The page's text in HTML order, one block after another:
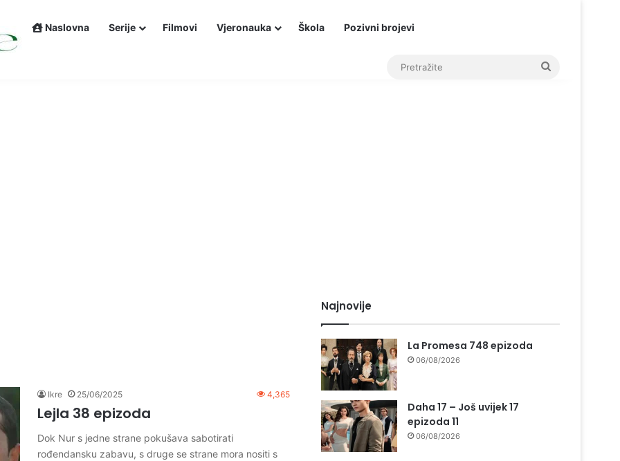
Naslovna Serije Filmovi Vjeronauka Škola Pozivni brojevi
Ikre 25/06/2025 4,365
Lejla 38 epizoda
Dok Nur s jedne strane pokušava sabotirati
rođendansku zabavu, s druge se strane mora nositi s
Najnovije
La Promesa 748 epizoda
06/08/2026
Daha 17 – Još uvijek 17
epizoda 11
06/08/2026